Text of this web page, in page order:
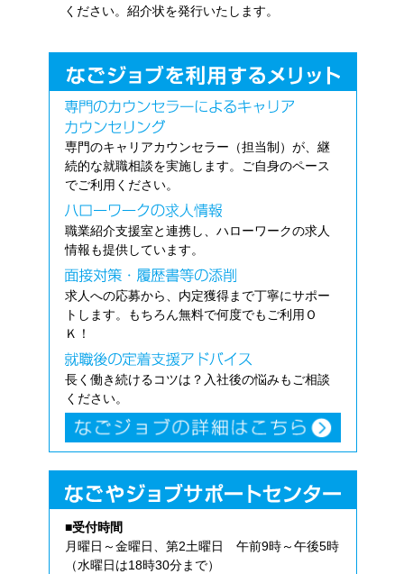
ください。紹介状を発行いたします。
専門のキャリアカウンセラー（担当制）が、継
続的な就職相談を実施します。ご自身のペース
でご利用ください。
職業紹介支援室と連携し、ハローワークの求人
情報も提供しています。
求人への応募から、内定獲得まで丁寧にサポー
トします。もちろん無料で何度でもご利用Ｏ
Ｋ！
長く働き続けるコツは？入社後の悩みもご相談
ください。
■受付時間
月曜日～金曜日、第2土曜日 午前9時～午後5時
（水曜日は18時30分まで）